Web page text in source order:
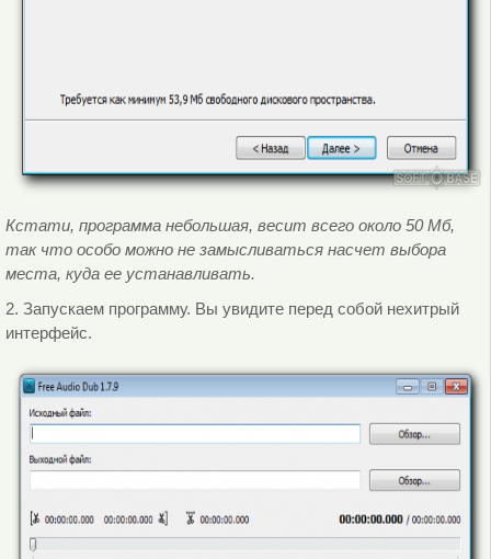
Кстати, программа небольшая, весит всего около 50 Мб,
так что особо можно не замысливаться насчет выбора
места, куда ее устанавливать.
2. Запускаем программу. Вы увидите перед собой нехитрый
интерфейс.